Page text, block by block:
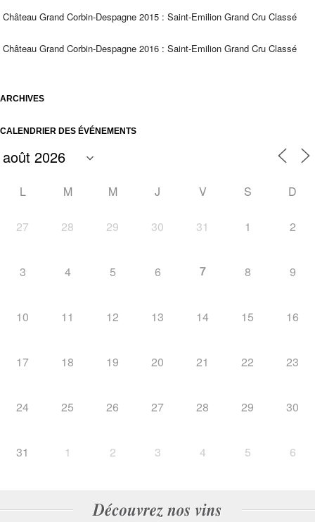
Château Grand Corbin-Despagne 2015 : Saint-Emilion Grand Cru Classé
Château Grand Corbin-Despagne 2016 : Saint-Emilion Grand Cru Classé
ARCHIVES
CALENDRIER DES ÉVÉNEMENTS
L M M J V S D
27 28 29 30 31 1 2
3 4 5 6 7 8 9
10 11 12 13 14 15 16
17 18 19 20 21 22 23
24 25 26 27 28 29 30
31 1 2 3 4 5 6